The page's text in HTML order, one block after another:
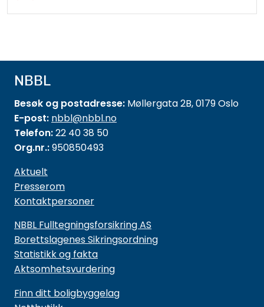
NBBL
Besøk og postadresse: Møllergata 2B, 0179 Oslo
E-post: nbbl@nbbl.no
Telefon:22 40 38 50
Org.nr.:950850493
Aktuelt
Presserom
Kontaktpersoner
NBBL Fulltegningsforsikring AS
Borettslagenes Sikringsordning
Statistikk og fakta
Aktsomhetsvurdering
Finn ditt boligbyggelag